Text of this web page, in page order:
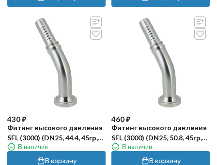
430₽
Фитинг высокого давления
SFL (3000) (DN25, 44.4, 45гр,
оцинк) Robin
В наличии
В корзину
460₽
Фитинг высокого давления
SFL (3000) (DN25, 50.8, 45гр,
оцинк) Robin
В наличии
В корзину